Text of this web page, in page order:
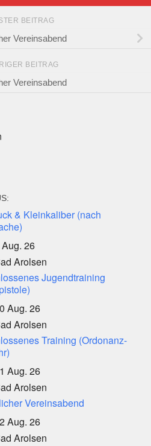
BEITRAG
Vereinsabend
BEITRAG
Vereinsabend
& Kleinkaliber (nach
26
Arolsen
Jugendtraining
Aug. 26
Arolsen
Training (Ordonanz-
Aug. 26
Arolsen
Vereinsabend
Aug. 26
Arolsen